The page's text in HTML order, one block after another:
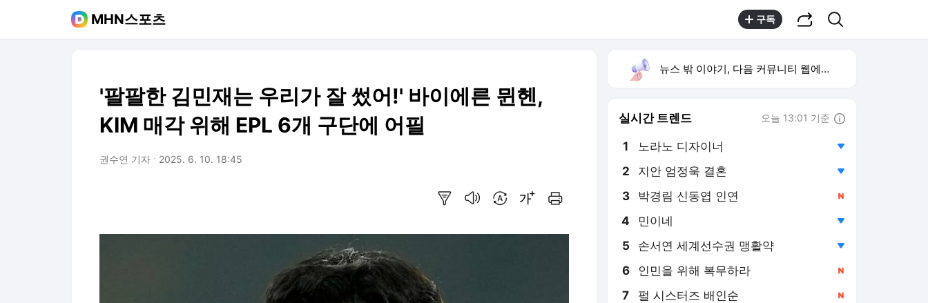
MHN스포츠 구독
'팔팔한 김민재는 우리가 잘 썼어!' 바이에른 뮌헨,
KIM 매각 위해 EPL 6개 구단에 어필
권수연 기자 2025. 6. 10. 18:45
뉴스 밖 이야기, 다음 커뮤니티 웹에서 보기
실시간 트렌드 오늘 13:01 기준
1 노라노 디자이너
2 지안 엄정욱 결혼
3 박경림 신동엽 인연
4 민이네
5 손서연 세계선수권 맹활약
6 인민을 위해 복무하라
7 펄 시스터즈 배인순